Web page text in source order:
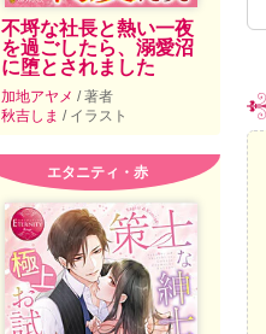
不埒な社長と熱い一夜
を過ごしたら、溺愛沼
に堕とされました
加地アヤメ / 著者
秋吉しま / イラスト
エタニティ・赤